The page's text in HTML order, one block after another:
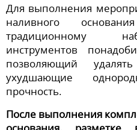
Для выполнения
наливного
традиционному
инструментов
позволяющий
ухудшающие
прочность.
После выполнения